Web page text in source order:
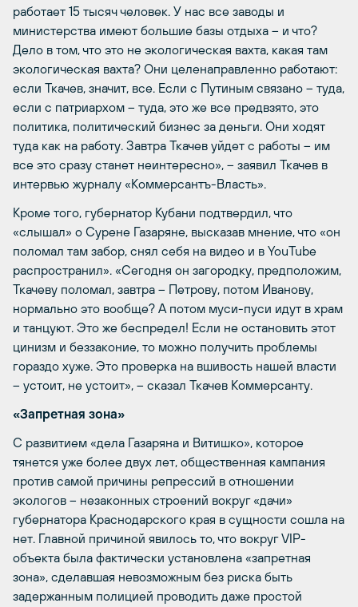
работает 15 тысяч человек. У нас все заводы и
министерства имеют большие базы отдыха – и что?
Дело в том, что это не экологическая вахта, какая там
экологическая вахта? Они целенаправленно работают:
если Ткачев, значит, все. Если с Путиным связано – туда,
если с патриархом – туда, это же все предвзято, это
политика, политический бизнес за деньги. Они ходят
туда как на работу. Завтра Ткачев уйдет с работы – им
все это сразу станет неинтересно», – заявил Ткачев в
интервью журналу «Коммерсантъ-Власть».
Кроме того, губернатор Кубани подтвердил, что
«слышал» о Сурене Газаряне, высказав мнение, что «он
поломал там забор, снял себя на видео и в YouTube
распространил». «Сегодня он загородку, предположим,
Ткачеву поломал, завтра – Петрову, потом Иванову,
нормально это вообще? А потом муси-пуси идут в храм
и танцуют. Это же беспредел! Если не остановить этот
цинизм и беззаконие, то можно получить проблемы
гораздо хуже. Это проверка на вшивость нашей власти
– устоит, не устоит», – сказал Ткачев Коммерсанту.
«Запретная зона»
С развитием «дела Газаряна и Витишко», которое
тянется уже более двух лет, общественная кампания
против самой причины репрессий в отношении
экологов – незаконных строений вокруг «дачи»
губернатора Краснодарского края в сущности сошла на
нет. Главной причиной явилось то, что вокруг VIP-
объекта была фактически установлена «запретная
зона», сделавшая невозможным без риска быть
задержанным полицией проводить даже простой